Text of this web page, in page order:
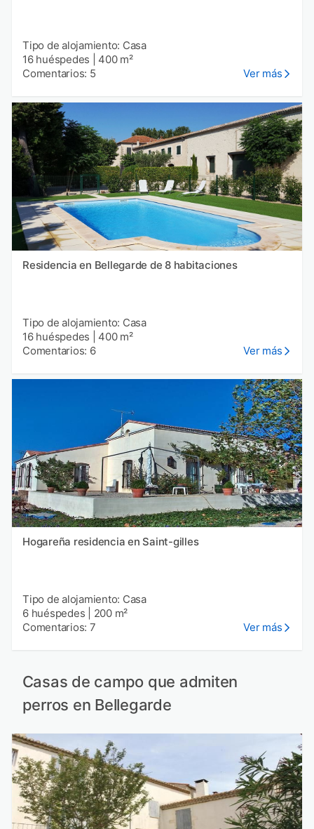
Tipo de alojamiento: Casa
16 huéspedes
400 m²
Comentarios: 5
Ver más
Residencia en Bellegarde de 8 habitaciones
Tipo de alojamiento: Casa
16 huéspedes
400 m²
Comentarios: 6
Ver más
Hogareña residencia en Saint-gilles
Tipo de alojamiento: Casa
6 huéspedes
200 m²
Comentarios: 7
Ver más
Casas de campo que admiten
perros en Bellegarde